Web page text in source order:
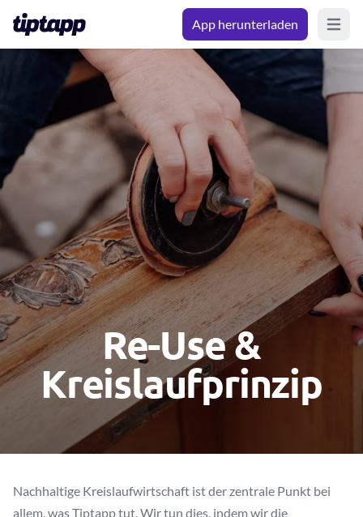
App herunterladen Open
Re-Use &
Kreislaufprinzip
Nachhaltige Kreislaufwirtschaft ist der zentrale Punkt bei
allem, was Tiptapp tut. Wir tun dies, indem wir die